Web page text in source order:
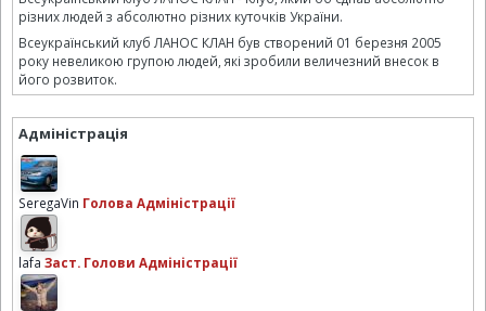
різних людей з абсолютно різних куточків України.
Всеукраїнський клуб ЛАНОС КЛАН був створений 01 березня 2005
року невеликою групою людей, які зробили величезний внесок в
його розвиток.
Адміністрація
SeregaVin Голова Адміністрації
lafa Заст. Голови Адміністрації